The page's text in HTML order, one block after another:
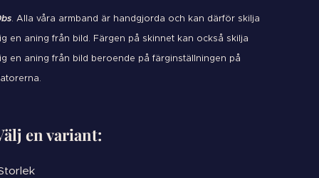
. Alla våra armband är handgjorda och kan därför skilja
en aning från bild. Färgen på skinnet kan också skilja
en aning från bild beroende på färginställningen på
en variant: